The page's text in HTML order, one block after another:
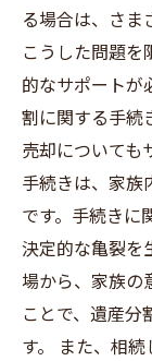
る場合は、さま
こうした問題を
的なサポートが
割に関する手続
売却についても
手続きは、家族
です。手続きに
決定的な亀裂を
場から、家族の
ことで、遺産分
す。 また、相